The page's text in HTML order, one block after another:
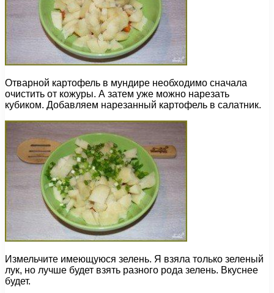
Отварной картофель в мундире необходимо сначала
очистить от кожуры. А затем уже можно нарезать
кубиком. Добавляем нарезанный картофель в салатник.
Измельчите имеющуюся зелень. Я взяла только зеленый
лук, но лучше будет взять разного рода зелень. Вкуснее
будет.